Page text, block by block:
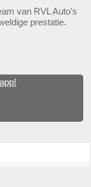
van RVL Auto’s
prestatie.